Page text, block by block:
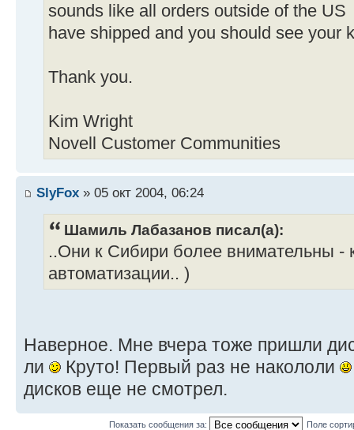
sounds like all orders outside of the US
have shipped and you should see your
Thank you.
Kim Wright
Novell Customer Communities
SlyFox » 05 окт 2004, 06:24
Шамиль Лабазанов писал(а):
..Они к Сибири более внимательны -
автоматизации.. )
Наверное. Мне вчера тоже пришли
ли
Круто! Первый раз не накололи
дисков еще не смотрел.
Показать сообщения за: Поле